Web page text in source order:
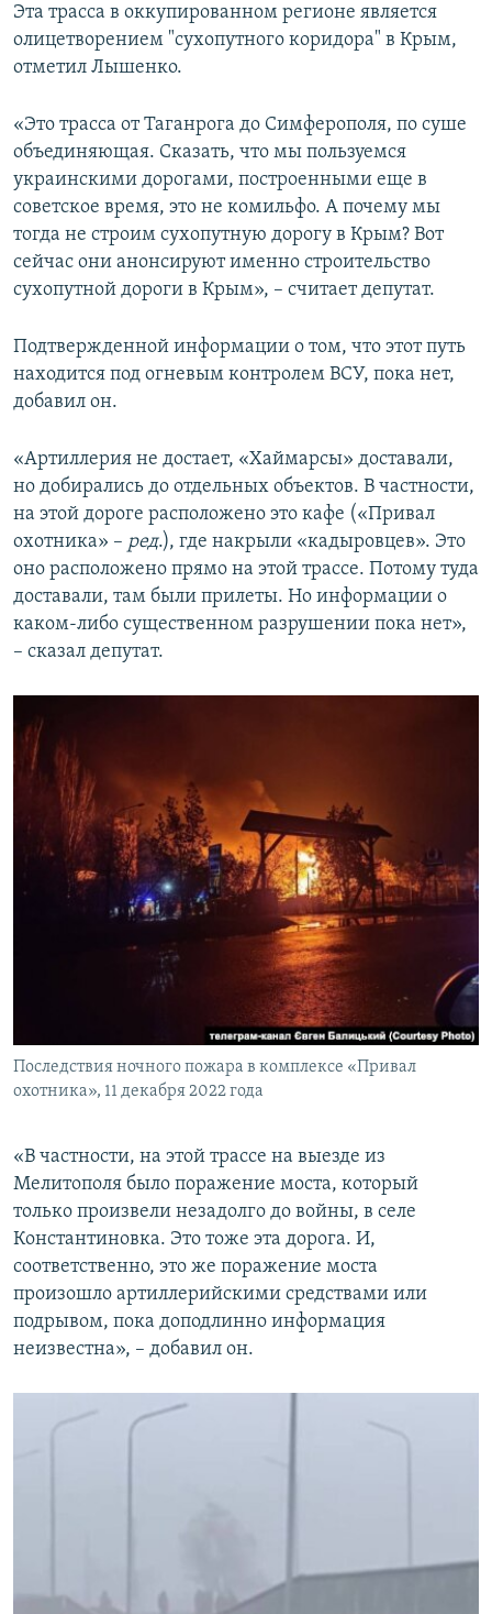
Эта трасса в оккупированном регионе является
олицетворением "сухопутного коридора" в Крым,
отметил Лышенко.
«Это трасса от Таганрога до Симферополя, по суше
объединяющая. Сказать, что мы пользуемся
украинскими дорогами, построенными еще в
советское время, это не комильфо. А почему мы
тогда не строим сухопутную дорогу в Крым? Вот
сейчас они анонсируют именно строительство
сухопутной дороги в Крым», – считает депутат.
Подтвержденной информации о том, что этот путь
находится под огневым контролем ВСУ, пока нет,
добавил он.
«Артиллерия не достает, «Хаймарсы» доставали,
но добирались до отдельных объектов. В частности,
на этой дороге расположено это кафе («Привал
охотника» – ред.), где накрыли «кадыровцев». Это
оно расположено прямо на этой трассе. Потому туда
доставали, там были прилеты. Но информации о
каком-либо существенном разрушении пока нет»,
– сказал депутат.
Последствия ночного пожара в комплексе «Привал
охотника», 11 декабря 2022 года
«В частности, на этой трассе на выезде из
Мелитополя было поражение моста, который
только произвели незадолго до войны, в селе
Константиновка. Это тоже эта дорога. И,
соответственно, это же поражение моста
произошло артиллерийскими средствами или
подрывом, пока доподлинно информация
неизвестна», – добавил он.